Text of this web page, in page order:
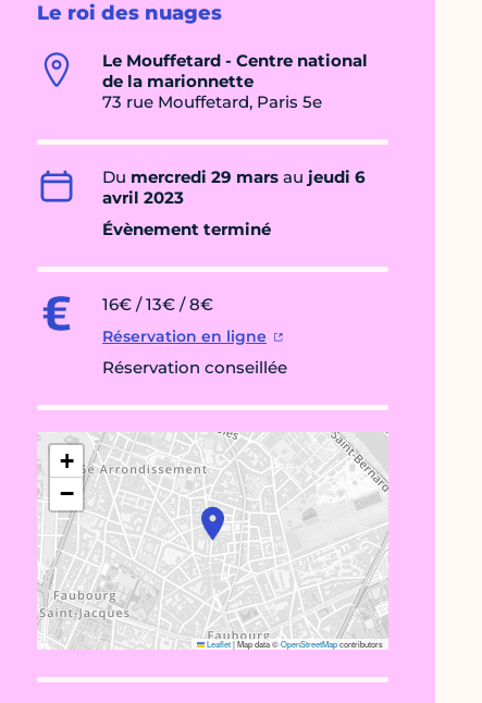
Le roi des nuages
Le Mouffetard - Centre national
de la marionnette
73 rue Mouffetard, Paris 5e
Du mercredi 29 mars au jeudi 6
avril 2023
Évènement terminé
16€ / 13€ / 8€
Réservation en ligne
Réservation conseillée
+
−
Leaflet|Map data ©OpenStreetMapcontributors